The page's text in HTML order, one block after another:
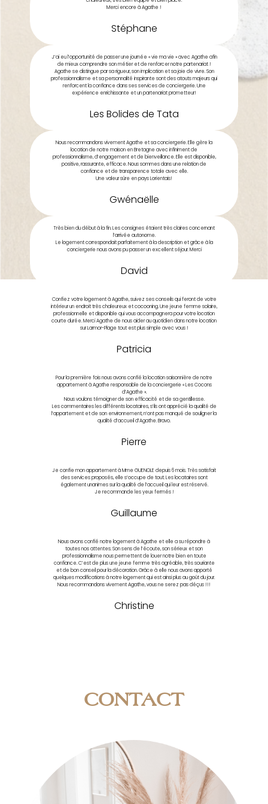
Merci encore à Agathe !
Stéphane
J’ai eu l’opportunité de passer une journée « vie ma vie » avec Agathe afin
de mieux comprendre son métier et de renforcer notre partenariat !
Agathe se distingue par sa rigueur, son implication et sa joie de vivre. Son
professionnalisme et sa personnalité inspirante sont des atouts majeurs qui
renforcent la confiance dans ses services de conciergerie. Une
expérience enrichissante et un partenariat prometteur!
Les Bolides de Tata
Nous recommandons vivement Agathe et sa conciergerie. Elle gère la
location de notre maison en Bretagne avec infiniment de
professionnalisme, d’engagement et de bienveillance. Elle est disponible,
positive, rassurante, efficace. Nous sommes dans une relation de
confiance et de transparence totale avec elle.
Une valeur sûre en pays Lorientais!
Gwénaëlle
Très bien du début à la fin. Les consignes étaient très claires concernant
l’arrivée autonome.
Le logement correspondait parfaitement à la description et grâce à la
conciergerie nous avons pu passer un excellent séjour. Merci
David
Confiez votre logement à Agathe, suivez ses conseils qui feront de votre
intérieur un endroit très chaleureux et cocooning. Une jeune femme solaire,
professionnelle et disponible qui vous accompagnera pour votre location
courte durée. Merci Agathe de nous aider au quotidien dans notre location
sur Larmor-Plage tout est plus simple avec vous !
Patricia
Pour la première fois nous avons confié la location saisonnière de notre
appartement à Agathe responsable de la conciergerie « Les Cocons
d’Agathe ».
Nous voulons témoigner de son efficacité et de sa gentillesse.
Les commentaires les différents locataires, s’ils ont apprécié la qualité de
l’appartement et de son environnement, n’ont pas manqué de souligner la
qualité d’accueil d’Agathe. Bravo.
Pierre
Je confie mon appartement à Mme GUENOLE depuis 6 mois. Très satisfait
des services proposés, elle s’occupe de tout. Les locataires sont
également unanimes sur la qualité de l’accueil qui leur est réservé.
Je recommande les yeux fermés !
Guillaume
Nous avons confié notre logement à Agathe et elle a su répondre à
toutes nos attentes. Son sens de l’écoute, son sérieux et son
professionnalisme nous permettent de louer notre bien en toute
confiance. C’est de plus une jeune femme très agréable, très souriante
et de bon conseil pour la décoration. Grâce à elle nous avons apporté
quelques modifications à notre logement qui est ainsi plus au goût du jour.
Nous recommandons vivement Agathe, vous ne serez pas déçus !!!
Christine
CONTACT